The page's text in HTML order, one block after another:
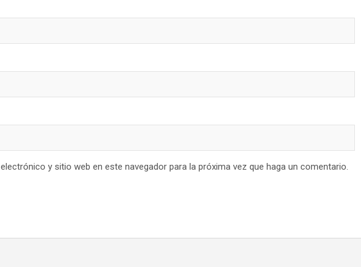
y sitio web en este navegador para la próxima vez que haga un comentario.